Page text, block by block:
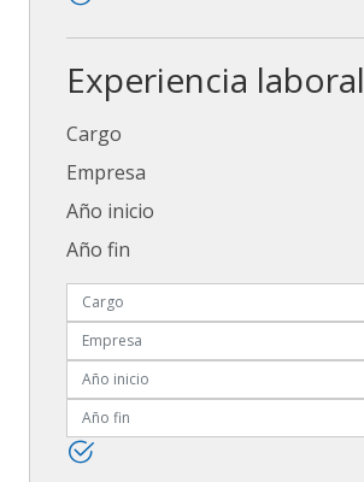
Experiencia laboral
Cargo
Empresa
Año inicio
Año fin